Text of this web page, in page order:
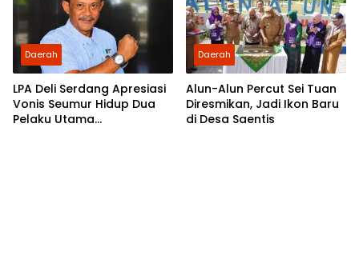
Daerah
LPA Deli Serdang Apresiasi
Vonis Seumur Hidup Dua
Pelaku Utama
Daerah
Alun-Alun Percut Sei Tuan
Diresmikan, Jadi Ikon Baru
di Desa Saentis